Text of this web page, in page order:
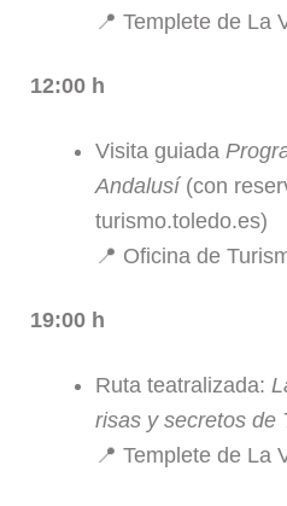
📍 Templete de La
12:00 h
Visita guiada
Andalusí(con
turismo.toledo.es)
📍 Oficina de
19:00 h
Ruta teatralizada:
risas y secretos de
📍 Templete de La